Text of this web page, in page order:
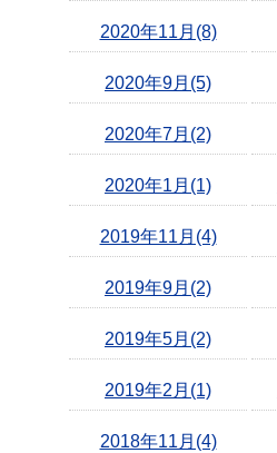
2020年11月(8)
2020年9月(5)
2020年7月(2)
2020年1月(1)
2019年11月(4)
2019年9月(2)
2019年5月(2)
2019年2月(1)
2018年11月(4)